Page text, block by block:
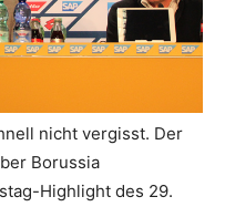
nicht vergisst. Der
Borussia
Highlight des 29.